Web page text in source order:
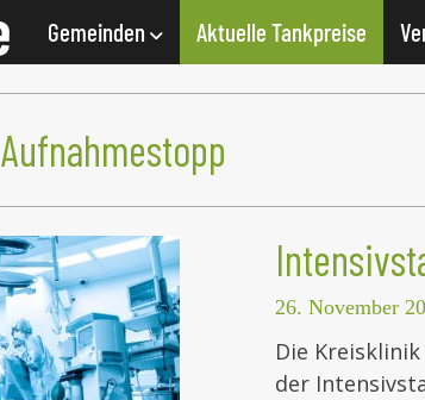
Gemeinden Aktuelle Tankpreise
Aufnahmestopp
26. November
Die
der